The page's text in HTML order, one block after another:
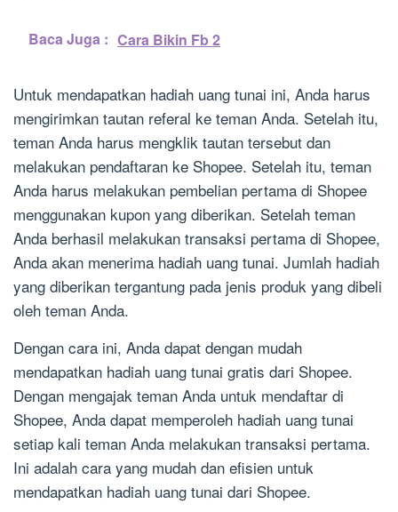
Baca Juga : Cara Bikin Fb 2
Untuk mendapatkan hadiah uang tunai ini, Anda harus
mengirimkan tautan referal ke teman Anda. Setelah itu,
teman Anda harus mengklik tautan tersebut dan
melakukan pendaftaran ke Shopee. Setelah itu, teman
Anda harus melakukan pembelian pertama di Shopee
menggunakan kupon yang diberikan. Setelah teman
Anda berhasil melakukan transaksi pertama di Shopee,
Anda akan menerima hadiah uang tunai. Jumlah hadiah
yang diberikan tergantung pada jenis produk yang dibeli
oleh teman Anda.
Dengan cara ini, Anda dapat dengan mudah
mendapatkan hadiah uang tunai gratis dari Shopee.
Dengan mengajak teman Anda untuk mendaftar di
Shopee, Anda dapat memperoleh hadiah uang tunai
setiap kali teman Anda melakukan transaksi pertama.
Ini adalah cara yang mudah dan efisien untuk
mendapatkan hadiah uang tunai dari Shopee.